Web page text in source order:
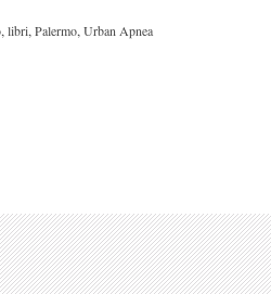
,libri,Palermo,Urban Apnea